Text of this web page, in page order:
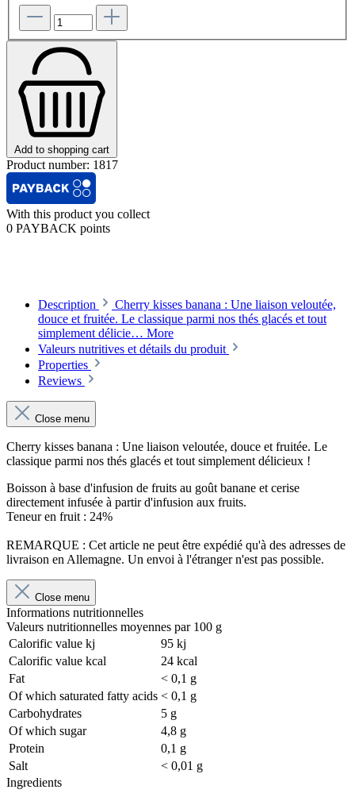
Add to shopping cart
Product number: 1817
With this product you collect
0 PAYBACK points
Description
Cherry kisses banana : Une liaison veloutée,
douce et fruitée. Le classique parmi nos thés glacés et tout
simplement délicie… More
Valeurs nutritives et détails du produit
Properties
Reviews
Close menu
Cherry kisses banana : Une liaison veloutée, douce et fruitée. Le
classique parmi nos thés glacés et tout simplement délicieux !
Boisson à base d'infusion de fruits au goût banane et cerise
directement infusée à partir d'infusion aux fruits.
Teneur en fruit : 24%
REMARQUE : Cet article ne peut être expédié qu'à des adresses de
livraison en Allemagne. Un envoi à l'étranger n'est pas possible.
Close menu
Informations nutritionnelles
Valeurs nutritionnelles moyennes par 100 g
Calorific value kj
95 kj
Calorific value kcal
24 kcal
Fat
< 0,1 g
Of which saturated fatty acids < 0,1 g
Carbohydrates
5 g
Of which sugar
4,8 g
Protein
0,1 g
Salt
< 0,01 g
Ingredients